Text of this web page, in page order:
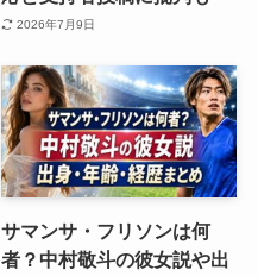
2026年7月9日
サマンサ・フリソンは何
者？中村敬斗の彼女説や出